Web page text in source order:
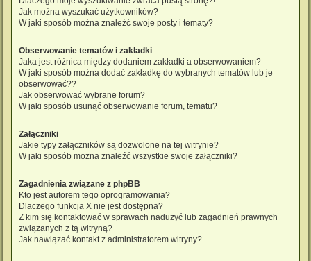
Jak można wyszukać użytkowników?
W jaki sposób można znaleźć swoje posty i tematy?
Obserwowanie tematów i zakładki
Jaka jest różnica między dodaniem zakładki a obserwowaniem?
W jaki sposób można dodać zakładkę do wybranych tematów lub je
obserwować??
Jak obserwować wybrane forum?
W jaki sposób usunąć obserwowanie forum, tematu?
Załączniki
Jakie typy załączników są dozwolone na tej witrynie?
W jaki sposób można znaleźć wszystkie swoje załączniki?
Zagadnienia związane z phpBB
Kto jest autorem tego oprogramowania?
Dlaczego funkcja X nie jest dostępna?
Z kim się kontaktować w sprawach nadużyć lub zagadnień prawnych
związanych z tą witryną?
Jak nawiązać kontakt z administratorem witryny?